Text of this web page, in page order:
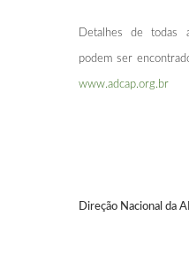
Detalhes de todas
podem ser
www.adcap.org.br
Direção Nacional da